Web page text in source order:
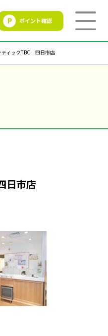
ポイント確認
ティックTBC 四日市店
日市店